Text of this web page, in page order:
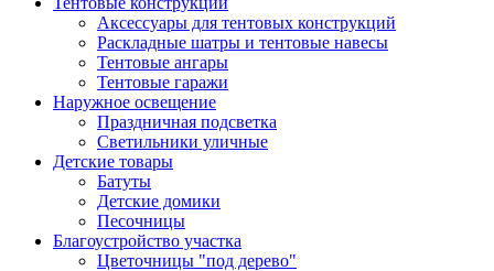
Аксессуары для тентовых конструкций
Раскладные шатры и тентовые навесы
Тентовые ангары
Тентовые гаражи
Наружное освещение
Праздничная подсветка
Светильники уличные
Детские товары
Батуты
Детские домики
Песочницы
Благоустройство участка
Цветочницы "под дерево"